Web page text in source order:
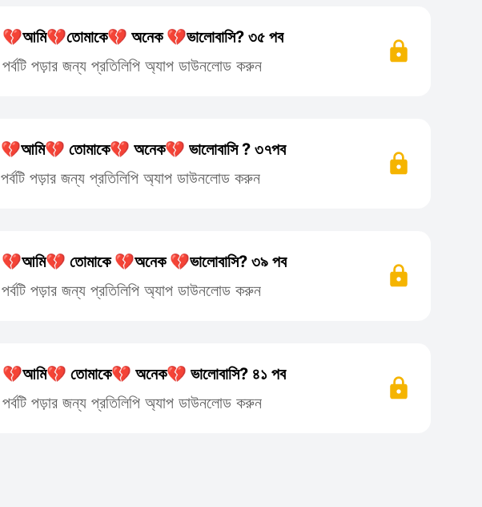
💔আমি💔তোমাকে💔 অনেক 💔ভালোবাসি? ৩৫ পব
পর্বটি পড়ার জন্য প্রতিলিপি অ্যাপ ডাউনলোড করুন
💔আমি💔 তোমাকে💔 অনেক💔 ভালোবাসি ? ৩৭পব
পর্বটি পড়ার জন্য প্রতিলিপি অ্যাপ ডাউনলোড করুন
💔আমি💔 তোমাকে 💔অনেক 💔ভালোবাসি? ৩৯ পব
পর্বটি পড়ার জন্য প্রতিলিপি অ্যাপ ডাউনলোড করুন
💔আমি💔 তোমাকে💔 অনেক💔 ভালোবাসি? ৪১ পব
পর্বটি পড়ার জন্য প্রতিলিপি অ্যাপ ডাউনলোড করুন